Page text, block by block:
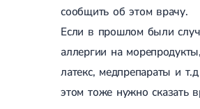
Разрыв связок
Разрыв связок плечевого сустава
Разрыв связок локтевого сустава
Разрыв связок коленного сустава
Травмы сухожилий и мышц
Эндокринология
сообщить об этом врачу.
Если в прошлом были
аллергии на
латекс, медпрепараты и
этом тоже нужно сказать